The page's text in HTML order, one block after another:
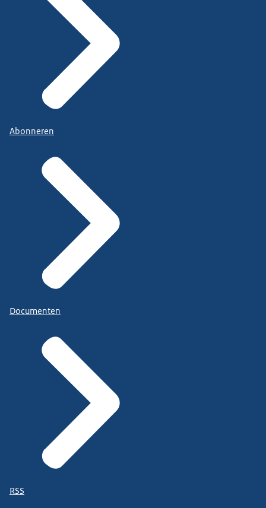
Abonneren
Documenten
RSS